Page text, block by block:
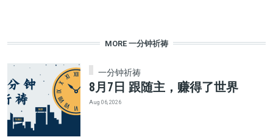
MORE 一分钟祈祷
一分钟祈祷
8月7日 跟随主，赚得了世界
Aug 06, 2026